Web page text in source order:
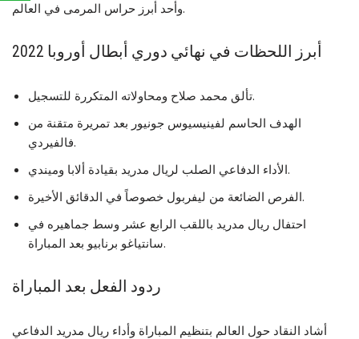
وأحد أبرز حراس المرمى في العالم.
أبرز اللحظات في نهائي دوري أبطال أوروبا 2022
تألق محمد صلاح ومحاولاته المتكررة للتسجيل.
الهدف الحاسم لفينيسيوس جونيور بعد تمريرة متقنة من
فالفيردي.
الأداء الدفاعي الصلب لريال مدريد بقيادة ألابا وميندي.
الفرص الضائعة من ليفربول خصوصاً في الدقائق الأخيرة.
احتفال ريال مدريد باللقب الرابع عشر وسط جماهيره في
سانتياغو برنابيو بعد المباراة.
ردود الفعل بعد المباراة
أشاد النقاد حول العالم بتنظيم المباراة وأداء ريال مدريد الدفاعي